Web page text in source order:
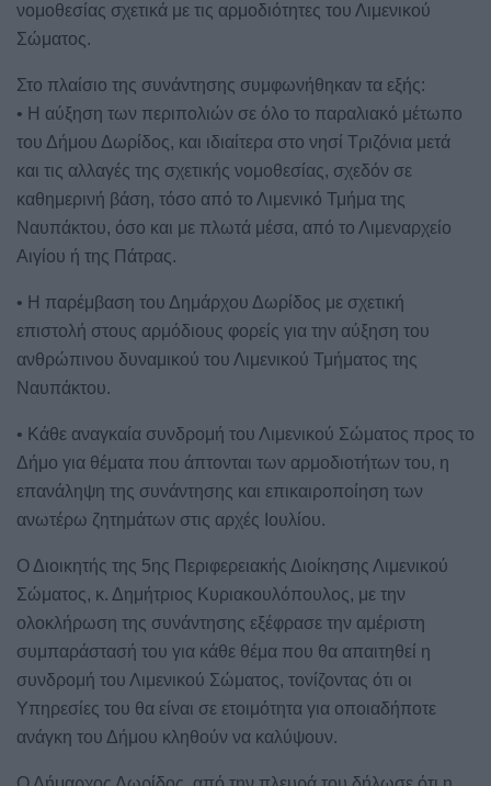
νομοθεσίας σχετικά με τις αρμοδιότητες του Λιμενικού
Σώματος.
Στο πλαίσιο της συνάντησης συμφωνήθηκαν τα εξής:
• Η αύξηση των περιπολιών σε όλο το παραλιακό μέτωπο
του Δήμου Δωρίδος, και ιδιαίτερα στο νησί Τριζόνια μετά
και τις αλλαγές της σχετικής νομοθεσίας, σχεδόν σε
καθημερινή βάση, τόσο από το Λιμενικό Τμήμα της
Ναυπάκτου, όσο και με πλωτά μέσα, από το Λιμεναρχείο
Αιγίου ή της Πάτρας.
• Η παρέμβαση του Δημάρχου Δωρίδος με σχετική
επιστολή στους αρμόδιους φορείς για την αύξηση του
ανθρώπινου δυναμικού του Λιμενικού Τμήματος της
Ναυπάκτου.
• Κάθε αναγκαία συνδρομή του Λιμενικού Σώματος προς το
Δήμο για θέματα που άπτονται των αρμοδιοτήτων του, η
επανάληψη της συνάντησης και επικαιροποίηση των
ανωτέρω ζητημάτων στις αρχές Ιουλίου.
Ο Διοικητής της 5ης Περιφερειακής Διοίκησης Λιμενικού
Σώματος, κ. Δημήτριος Κυριακουλόπουλος, με την
ολοκλήρωση της συνάντησης εξέφρασε την αμέριστη
συμπαράστασή του για κάθε θέμα που θα απαιτηθεί η
συνδρομή του Λιμενικού Σώματος, τονίζοντας ότι οι
Υπηρεσίες του θα είναι σε ετοιμότητα για οποιαδήποτε
ανάγκη του Δήμου κληθούν να καλύψουν.